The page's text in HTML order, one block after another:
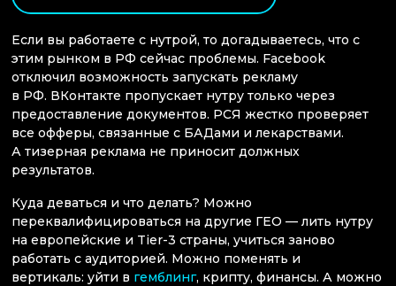
Если вы работаете с нутрой, то догадываетесь, что с
этим рынком в РФ сейчас проблемы. Facebook
отключил возможность запускать рекламу
в РФ. ВКонтакте пропускает нутру только через
предоставление документов. РСЯ жестко проверяет
все офферы, связанные с БАДами и лекарствами.
А тизерная реклама не приносит должных
результатов.
Куда деваться и что делать? Можно
переквалифицироваться на другие ГЕО — лить нутру
на европейские и Tier-3 страны, учиться заново
работать с аудиторией. Можно поменять и
вертикаль: уйти в гемблинг, крипту, финансы. А можно